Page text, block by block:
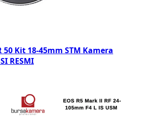
50 Kit 18-45mm STM Kamera
RESMI